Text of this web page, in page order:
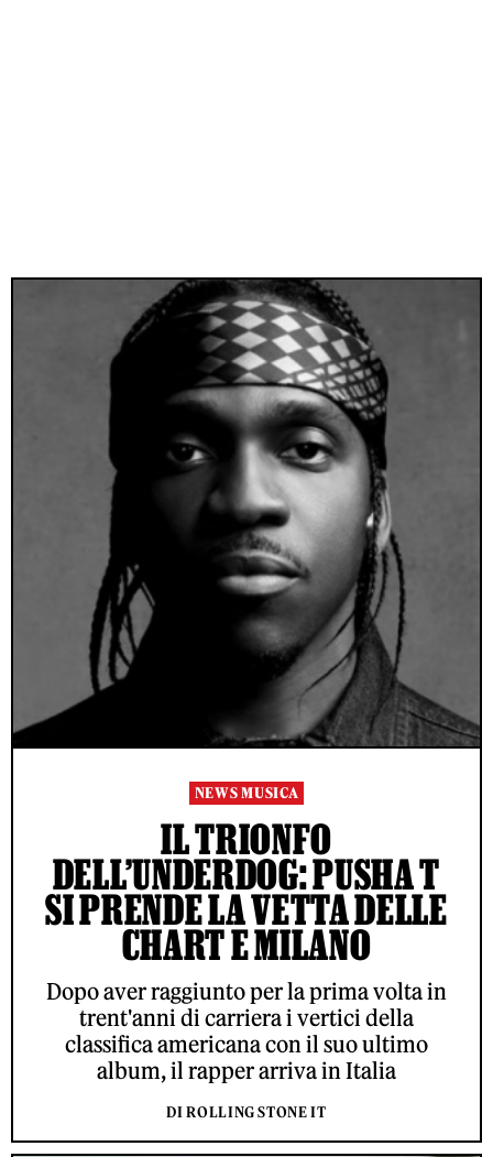
NEWS MUSICA
IL TRIONFO
DELL’UNDERDOG: PUSHA T
SI PRENDE LA VETTA DELLE
CHART E MILANO
Dopo aver raggiunto per la prima volta in
trent'anni di carriera i vertici della
classifica americana con il suo ultimo
album, il rapper arriva in Italia
DI ROLLING STONE IT